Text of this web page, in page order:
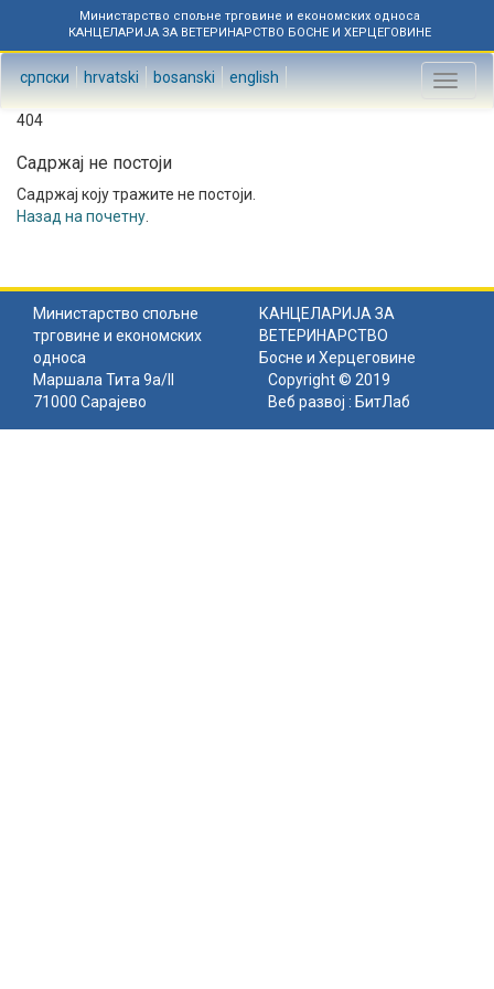
Министарство спољне трговине и економских односа
КАНЦЕЛАРИЈА ЗА ВЕТЕРИНАРСТВО БОСНЕ И ХЕРЦЕГОВИНЕ
српски hrvatski bosanski english
Toggle
404
Садржај не постоји
Садржај коју тражите не постоји.
Назад на почетну
Министарство спољне
трговине и економских
односа
КАНЦЕЛАРИЈА ЗА
ВЕТЕРИНАРСТВО
Босне и Херцеговине
Маршала Тита 9а/II
71000 Сарајево
Copyright © 2019
Веб развој : БитЛаб